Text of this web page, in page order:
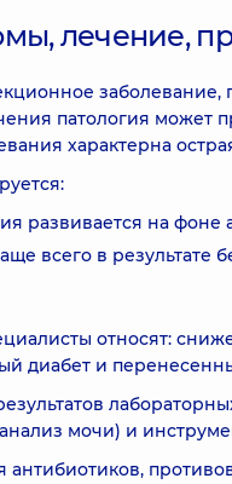
лечение,
патология
характерна
развивается на
всего в результате
относят:
диабет и
мочи) и
антибиотиков,